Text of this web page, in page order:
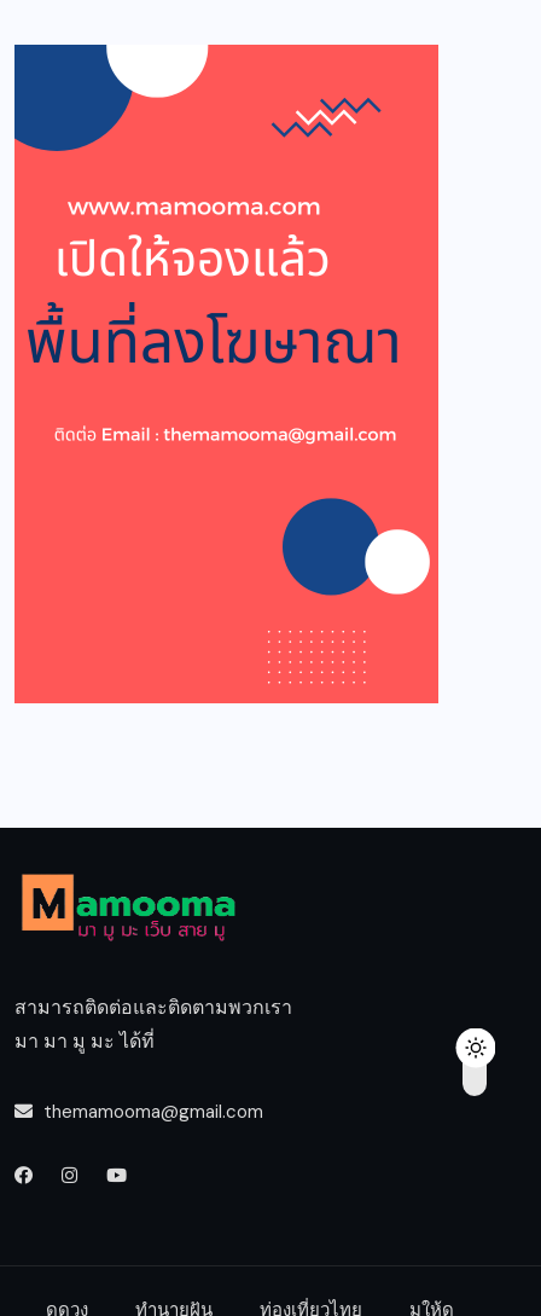
สามารถติดต่อและติดตามพวกเรา
มา มา มู มะ ได้ที่
themamooma@gmail.com
ดูดวง ทำนายฝัน ท่องเที่ยวไทย มูให้ดู